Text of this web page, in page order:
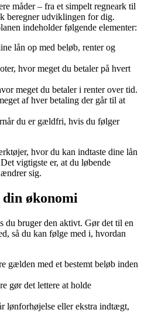
måder – fra et simpelt regneark til
beregner udviklingen for dig.
indeholder følgende elementer:
lån op med beløb, renter og
hvor meget du betaler på hvert
meget du betaler i renter over tid.
af hver betaling der går til at
du er gældfri, hvis du følger
hvor du kan indtaste dine lån
vigtigste er, at du løbende
sig.
økonomi
du bruger den aktivt. Gør det til en
så du kan følge med i, hvordan
gælden med et bestemt beløb inden
gør det lettere at holde
lønforhøjelse eller ekstra indtægt,